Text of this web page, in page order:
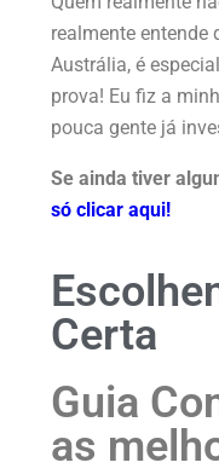
realmente entende
Austrália, é
prova! Eu fiz a
pouca gente já
Se ainda tiver
só clicar aqui!
Certa
Guia
as